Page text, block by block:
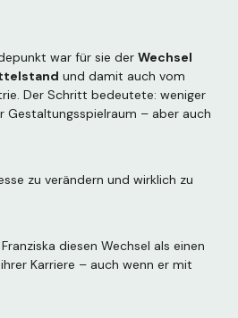
war für sie der Wechsel
und damit auch vom
Der Schritt bedeutete: weniger
Gestaltungsspielraum – aber auch
zu verändern und wirklich zu
diesen Wechsel als einen
Karriere – auch wenn er mit